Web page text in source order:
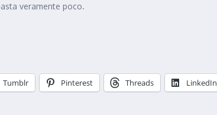
veramente poco.
Tumblr Pinterest Threads LinkedIn